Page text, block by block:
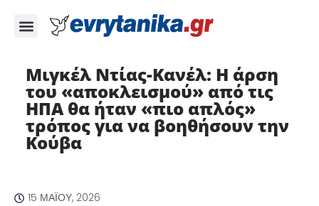
Μιγκέλ Ντίας-Κανέλ: Η άρση
του «αποκλεισμού» από τις
ΗΠΑ θα ήταν «πιο απλός»
τρόπος για να βοηθήσουν την
Κούβα ​
15 ΜΑΪ́ΟΥ, 2026